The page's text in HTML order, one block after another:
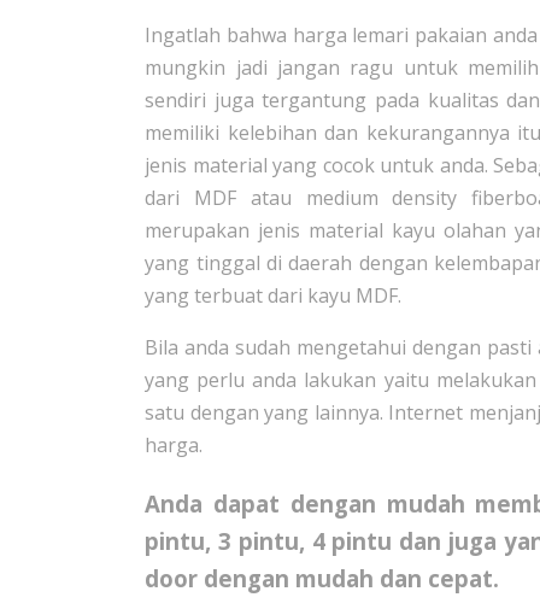
Ingatlah bahwa harga lemari pakaian
mungkin jadi jangan ragu untuk
sendiri juga tergantung pada kualitas
memiliki kelebihan dan kekurangannya
jenis material yang cocok untuk anda.
dari MDF atau medium density
merupakan jenis material kayu olahan
yang tinggal di daerah dengan
yang terbuat dari kayu MDF.
Bila anda sudah mengetahui dengan
yang perlu anda lakukan yaitu
satu dengan yang lainnya. Internet
harga.
Anda dapat dengan mudah
pintu, 3 pintu, 4 pintu dan juga
door dengan mudah dan cepat.